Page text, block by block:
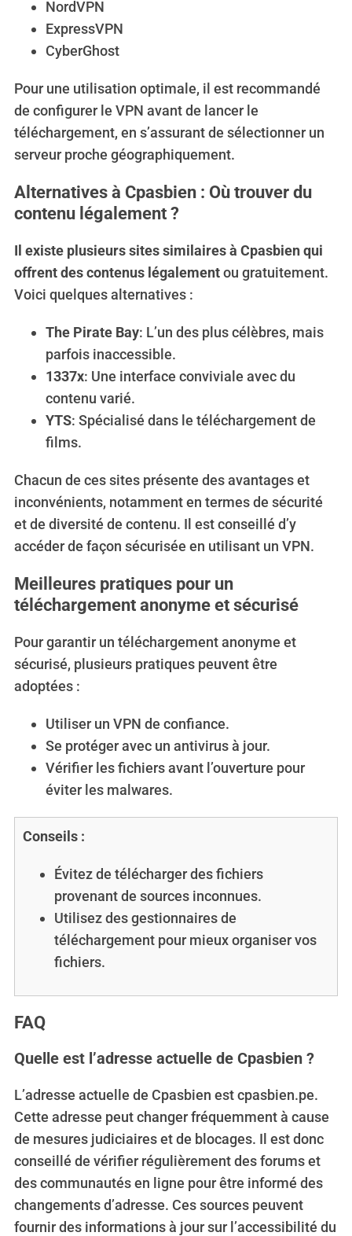
NordVPN
ExpressVPN
CyberGhost
Pour une utilisation optimale, il est recommandé
de configurer le VPN avant de lancer le
téléchargement, en s’assurant de sélectionner un
serveur proche géographiquement.
Alternatives à Cpasbien : Où trouver du
contenu légalement ?
Il existe plusieurs sites similaires à Cpasbien qui
offrent des contenus légalementou gratuitement.
Voici quelques alternatives :
The Pirate Bay: L’un des plus célèbres, mais
parfois inaccessible.
1337x: Une interface conviviale avec du
contenu varié.
YTS: Spécialisé dans le téléchargement de
films.
Chacun de ces sites présente des avantages et
inconvénients, notamment en termes de sécurité
et de diversité de contenu. Il est conseillé d’y
accéder de façon sécurisée en utilisant un VPN.
Meilleures pratiques pour un
téléchargement anonyme et sécurisé
Pour garantir un téléchargement anonyme et
sécurisé, plusieurs pratiques peuvent être
adoptées :
Utiliser un VPN de confiance.
Se protéger avec un antivirus à jour.
Vérifier les fichiers avant l’ouverture pour
éviter les malwares.
Conseils :
Évitez de télécharger des fichiers
provenant de sources inconnues.
Utilisez des gestionnaires de
téléchargement pour mieux organiser vos
fichiers.
FAQ
Quelle est l’adresse actuelle de Cpasbien ?
L’adresse actuelle de Cpasbien est cpasbien.pe.
Cette adresse peut changer fréquemment à cause
de mesures judiciaires et de blocages. Il est donc
conseillé de vérifier régulièrement des forums et
des communautés en ligne pour être informé des
changements d’adresse. Ces sources peuvent
fournir des informations à jour sur l’accessibilité du
S
e
r
c
h
r
: